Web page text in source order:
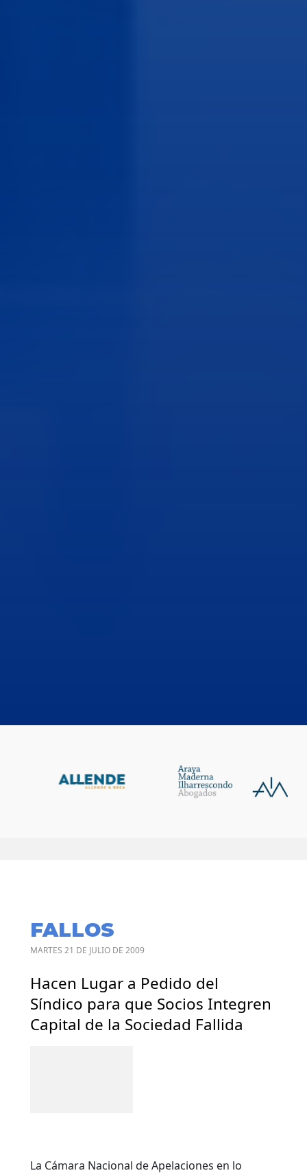
FALLOS
MARTES 21 DE JULIO DE 2009
Hacen Lugar a Pedido del
Síndico para que Socios Integren
Capital de la Sociedad Fallida
La Cámara Nacional de Apelaciones en lo